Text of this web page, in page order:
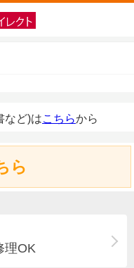
など)はこちらから
ら
理OK